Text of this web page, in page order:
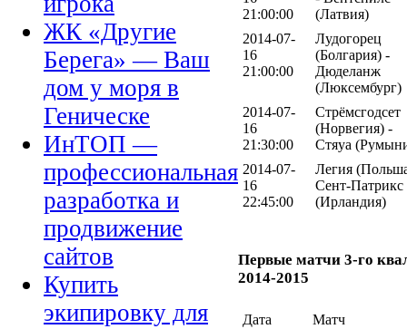
ЖК «Другие
Берега» — Ваш
дом у моря в
Геническе
ИнТОП —
профессиональная
разработка и
продвижение
сайтов
Купить
экипировку для
21:00:00
(Латвия)
2014-07-
16
21:00:00
Лудогорец
(Болгария) -
Дюделанж
(Люксембург)
2014-07-
16
21:30:00
Стрёмсгодсет
(Норвегия) -
Стяуа
2014-07-
16
22:45:00
Легия
Сент-Патрикс
(Ирландия)
Первые матчи 3-го
2014-2015
Дата
Матч